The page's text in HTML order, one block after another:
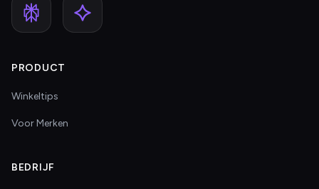
PRODUCT
Winkeltips
Voor Merken
BEDRIJF